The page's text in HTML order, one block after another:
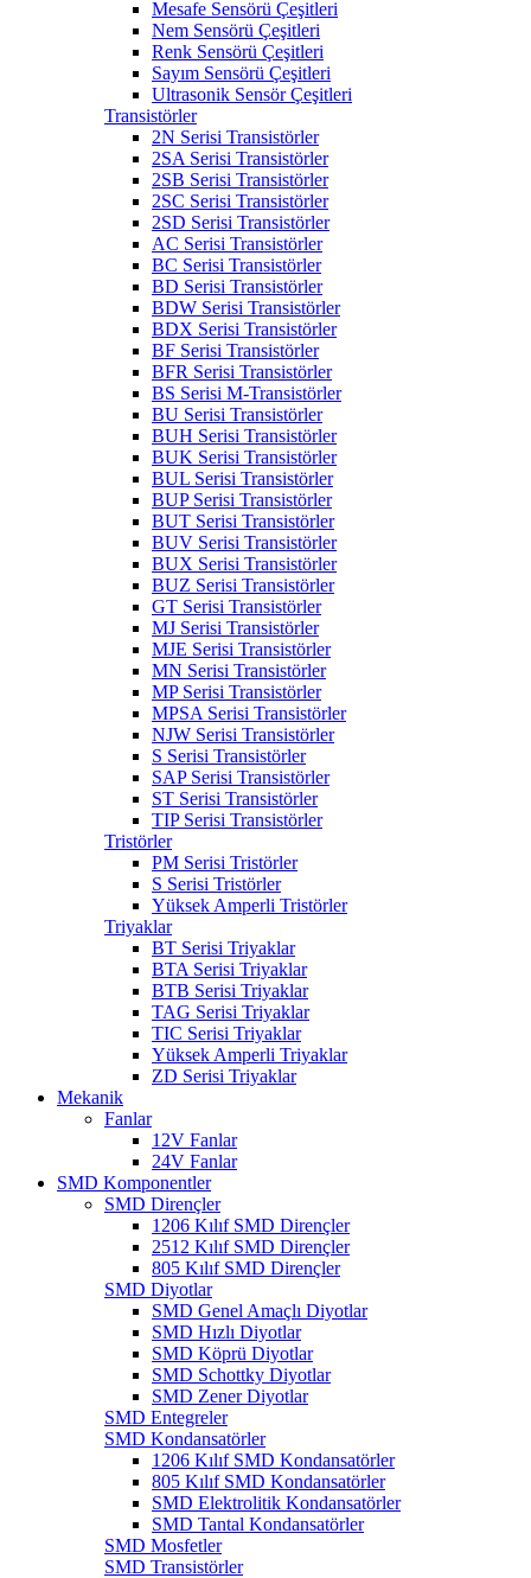
Mesafe Sensörü Çeşitleri
Nem Sensörü Çeşitleri
Renk Sensörü Çeşitleri
Sayım Sensörü Çeşitleri
Ultrasonik Sensör Çeşitleri
Transistörler
2N Serisi Transistörler
2SA Serisi Transistörler
2SB Serisi Transistörler
2SC Serisi Transistörler
2SD Serisi Transistörler
AC Serisi Transistörler
BC Serisi Transistörler
BD Serisi Transistörler
BDW Serisi Transistörler
BDX Serisi Transistörler
BF Serisi Transistörler
BFR Serisi Transistörler
BS Serisi M-Transistörler
BU Serisi Transistörler
BUH Serisi Transistörler
BUK Serisi Transistörler
BUL Serisi Transistörler
BUP Serisi Transistörler
BUT Serisi Transistörler
BUV Serisi Transistörler
BUX Serisi Transistörler
BUZ Serisi Transistörler
GT Serisi Transistörler
MJ Serisi Transistörler
MJE Serisi Transistörler
MN Serisi Transistörler
MP Serisi Transistörler
MPSA Serisi Transistörler
NJW Serisi Transistörler
S Serisi Transistörler
SAP Serisi Transistörler
ST Serisi Transistörler
TIP Serisi Transistörler
Tristörler
PM Serisi Tristörler
S Serisi Tristörler
Yüksek Amperli Tristörler
Triyaklar
BT Serisi Triyaklar
BTA Serisi Triyaklar
BTB Serisi Triyaklar
TAG Serisi Triyaklar
TIC Serisi Triyaklar
Yüksek Amperli Triyaklar
ZD Serisi Triyaklar
Mekanik
Fanlar
12V Fanlar
24V Fanlar
SMD Komponentler
SMD Dirençler
1206 Kılıf SMD Dirençler
2512 Kılıf SMD Dirençler
805 Kılıf SMD Dirençler
SMD Diyotlar
SMD Genel Amaçlı Diyotlar
SMD Hızlı Diyotlar
SMD Köprü Diyotlar
SMD Schottky Diyotlar
SMD Zener Diyotlar
SMD Entegreler
SMD Kondansatörler
1206 Kılıf SMD Kondansatörler
805 Kılıf SMD Kondansatörler
SMD Elektrolitik Kondansatörler
SMD Tantal Kondansatörler
SMD Mosfetler
SMD Transistörler